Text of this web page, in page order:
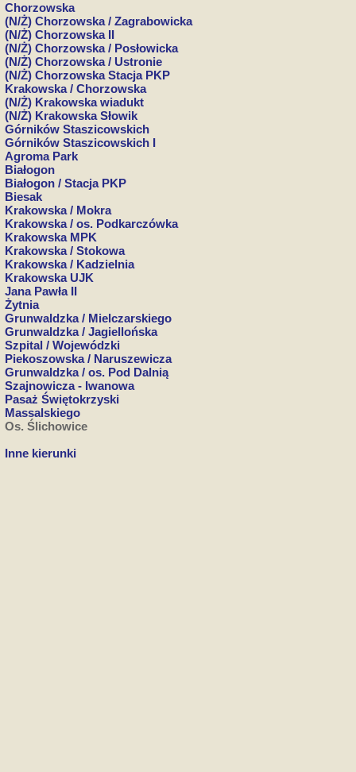
Chorzowska
(N/Ż) Chorzowska / Zagrabowicka
(N/Ż) Chorzowska II
(N/Ż) Chorzowska / Posłowicka
(N/Ż) Chorzowska / Ustronie
(N/Ż) Chorzowska Stacja PKP
Krakowska / Chorzowska
(N/Ż) Krakowska wiadukt
(N/Ż) Krakowska Słowik
Górników Staszicowskich
Górników Staszicowskich I
Agroma Park
Białogon
Białogon / Stacja PKP
Biesak
Krakowska / Mokra
Krakowska / os. Podkarczówka
Krakowska MPK
Krakowska / Stokowa
Krakowska / Kadzielnia
Krakowska UJK
Jana Pawła II
Żytnia
Grunwaldzka / Mielczarskiego
Grunwaldzka / Jagiellońska
Szpital / Wojewódzki
Piekoszowska / Naruszewicza
Grunwaldzka / os. Pod Dalnią
Szajnowicza - Iwanowa
Pasaż Świętokrzyski
Massalskiego
Os. Ślichowice
Inne kierunki